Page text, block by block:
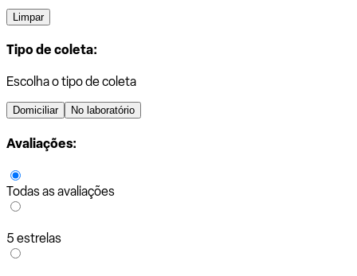
Limpar
Tipo de coleta:
Escolha o tipo de coleta
Domiciliar No laboratório
Avaliações:
Todas as avaliações
5 estrelas